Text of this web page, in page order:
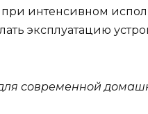
при интенсивном
эксплуатацию
современной